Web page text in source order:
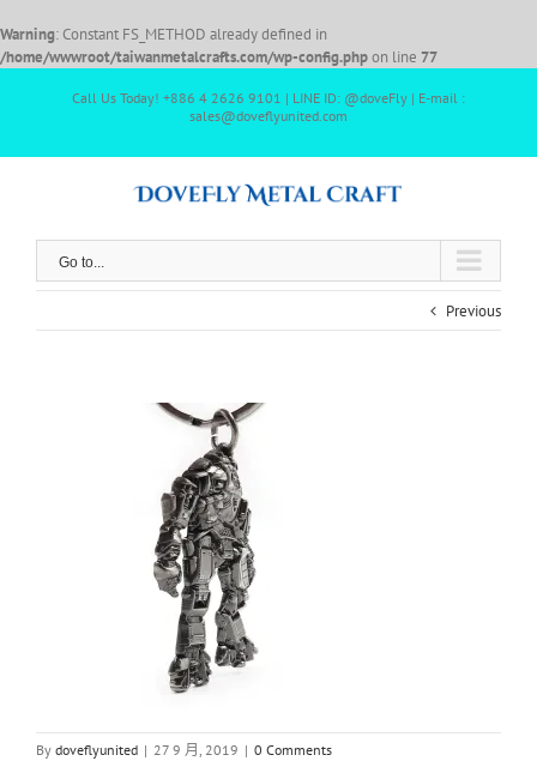
Warning: Constant FS_METHOD already defined in
/home/wwwroot/taiwanmetalcrafts.com/wp-config.phpon line 77
Call Us Today! +886 4 2626 9101 | LINE ID: @doveFly | E-mail :
sales@doveflyunited.com
Go to...
Previous
By doveflyunited | 27 9 月, 2019 | 0 Comments